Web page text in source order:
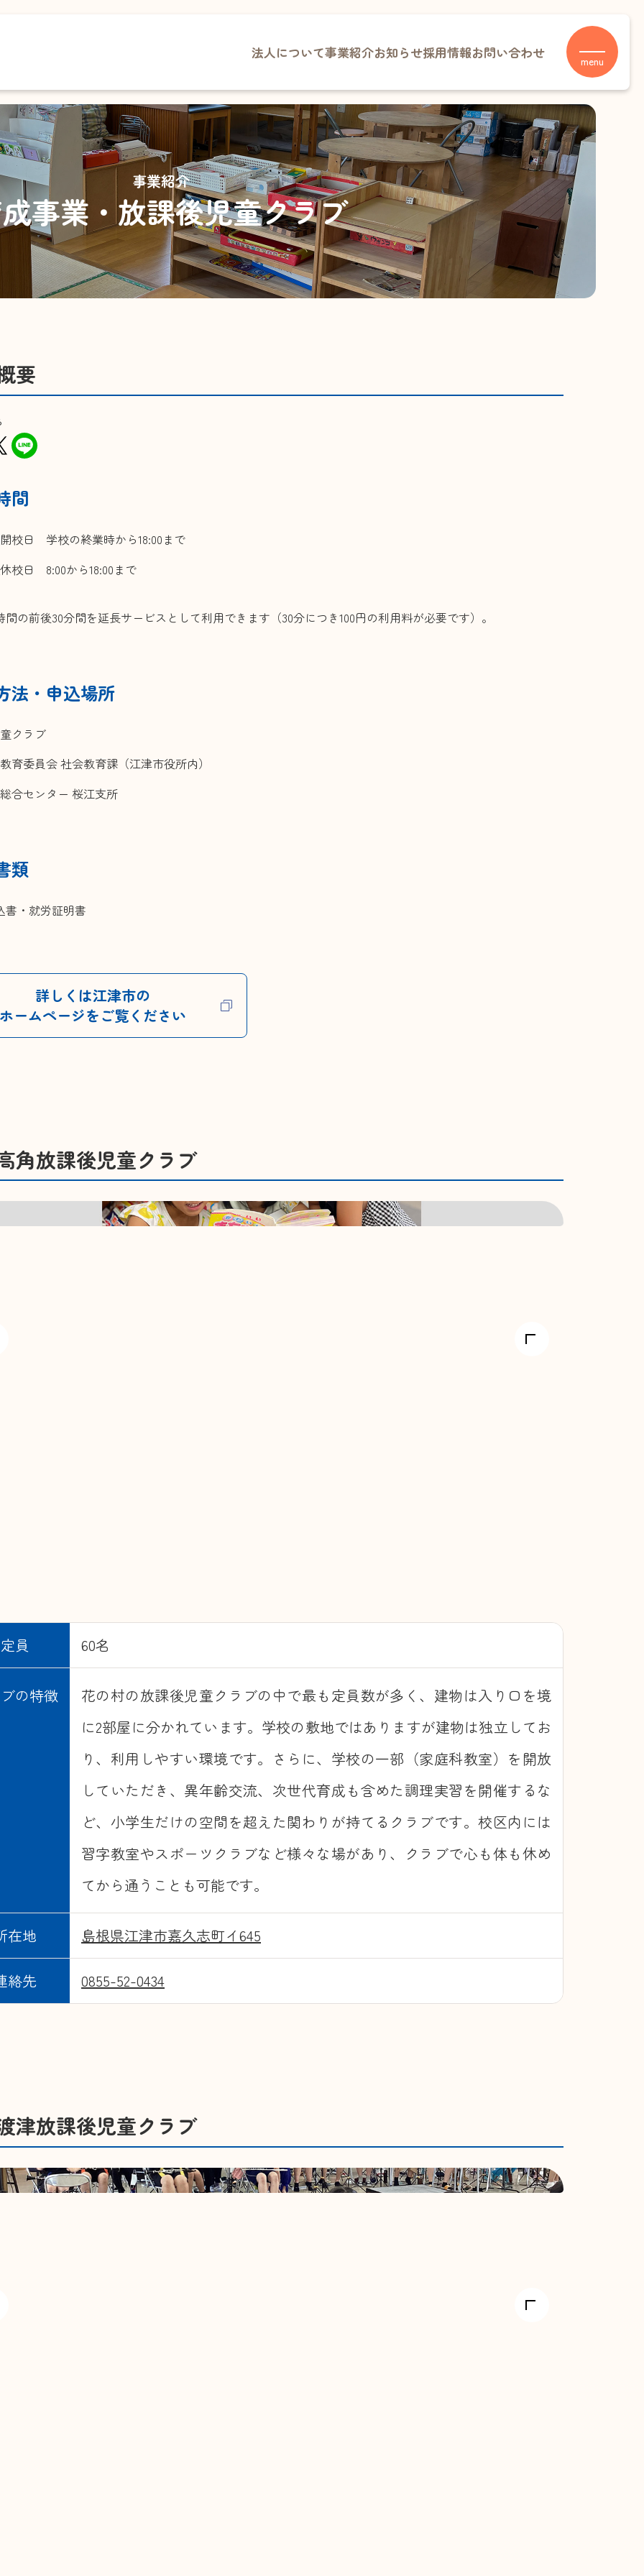
法人について事業紹介お知らせ採用情報お問い合わせ menu
花の村について
お知らせ
採用情報
介護事業
デイサービスセンター 合歓の郷
ヘルパーステーション 合歓の郷
在宅介護支援センター・
グループホーム合歓の丘
保育事業
あさりこども園
（幼保連携型認定こども園）
さくらこども園
（保育所型認定こども園）
育成事業・放課後児童クラブ
高角放課後児童クラブ
渡津放課後児童クラブ
事業紹介
事業・ 放課後児童クラブ
要
間
校日 学校の終業時から18:00まで
校日 8:00から18:00まで
の前後30分間を延長サービスとして利用できます（30分につき100円の利用料が必要です）。
法・申込場所
クラブ
育委員会 社会教育課（江津市役所内）
合センター 桜江支所
類
書・就労証明書
詳しくは江津市の
ホームページをご覧ください
角放課後児童クラブ
定員 60名
の特徴
花の村の放課後児童クラブの中で最も定員数が多く、建物は入り口を境
に2部屋に分かれています。学校の敷地ではありますが建物は独立してお
り、利用しやすい環境です。さらに、学校の一部（家庭科教室）を開放
していただき、異年齢交流、次世代育成も含めた調理実習を開催するな
ど、小学生だけの空間を超えた関わりが持てるクラブです。校区内には
習字教室やスポーツクラブなど様々な場があり、クラブで心も体も休め
てから通うことも可能です。
在地 島根県江津市嘉久志町イ645
絡先 0855-52-0434
津放課後児童クラブ